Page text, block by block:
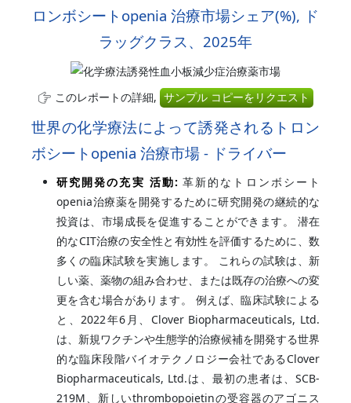
ロンボシートopenia 治療市場シェア(%), ド
ラッグクラス、2025年
このレポートの詳細, サンプル コピーをリクエスト
世界の化学療法によって誘発されるトロン
ボシートopenia 治療市場 - ドライバー
研究開発の充実 活動:革新的なトロンボシート
openia治療薬を開発するために研究開発の継続的な
投資は、市場成長を促進することができます。 潜在
的なCIT治療の安全性と有効性を評価するために、数
多くの臨床試験を実施します。 これらの試験は、新
しい薬、薬物の組み合わせ、または既存の治療への変
更を含む場合があります。 例えば、臨床試験による
と、2022年6月、Clover Biopharmaceuticals, Ltd.
は、新規ワクチンや生態学的治療候補を開発する世界
的な臨床段階バイオテクノロジー会社であるClover
Biopharmaceuticals, Ltd.は、最初の患者は、SCB-
219M、新しいthrombopoietinの受容器のアゴニス